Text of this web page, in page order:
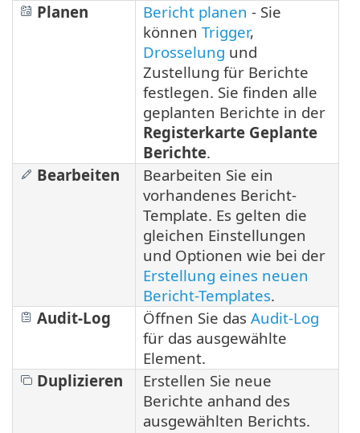
Planen
Bericht planen - Sie
können Trigger,
Drosselung und
Zustellung für Berichte
festlegen. Sie finden alle
geplanten Berichte in der
Registerkarte Geplante
Berichte.
Bearbeiten
Bearbeiten Sie ein
vorhandenes Bericht-
Template. Es gelten die
gleichen Einstellungen
und Optionen wie bei der
Erstellung eines neuen
Bericht-Templates.
Audit-Log
Öffnen Sie das Audit-Log
für das ausgewählte
Element.
Duplizieren
Erstellen Sie neue
Berichte anhand des
ausgewählten Berichts.